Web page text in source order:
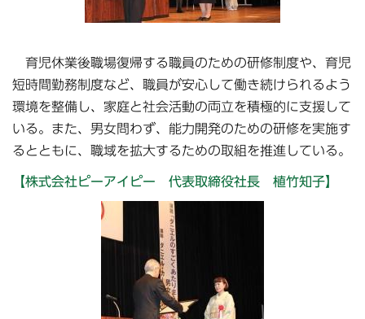
育児休業後職場復帰する職員のための研修制度や、育児
短時間勤務制度など、職員が安心して働き続けられるよう
環境を整備し、家庭と社会活動の両立を積極的に支援して
いる。また、男女問わず、能力開発のための研修を実施す
るとともに、職域を拡大するための取組を推進している。
【株式会社ピーアイピー 代表取締役社長 植竹知子】